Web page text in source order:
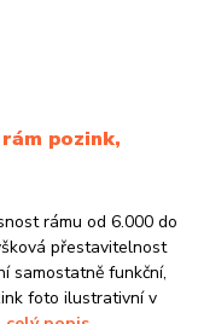
pozink,
rámu od 6.000 do
přestavitelnost
samostatně funkční,
foto ilustrativní v